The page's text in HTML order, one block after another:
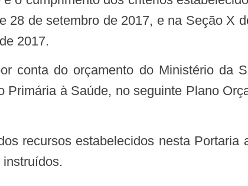
28 de setembro de 2017, e na Seção X
2017.
à Saúde, no seguinte Plano